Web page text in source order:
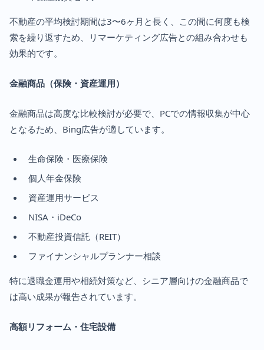
不動産の平均検討期間は3〜6ヶ月と長く、この間に何度も検
索を繰り返すため、リマーケティング広告との組み合わせも
効果的です。
金融商品（保険・資産運用）
金融商品は高度な比較検討が必要で、PCでの情報収集が中心
となるため、Bing広告が適しています。
生命保険・医療保険
個人年金保険
資産運用サービス
NISA・iDeCo
不動産投資信託（REIT）
ファイナンシャルプランナー相談
特に退職金運用や相続対策など、シニア層向けの金融商品で
は高い成果が報告されています。
高額リフォーム・住宅設備